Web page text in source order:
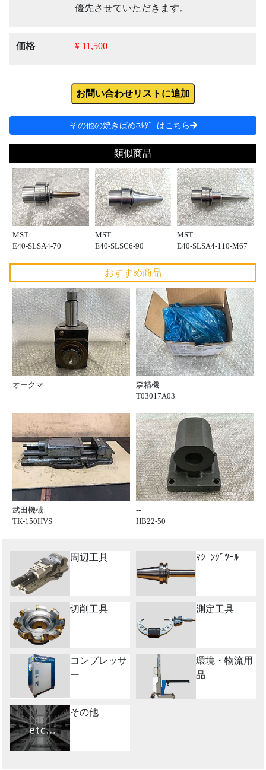
優先させていただきます。
価格 ¥ 11,500
お問い合わせリストに追加
その他の焼きばめﾎﾙﾀﾞｰはこちら
類似商品
MST
E40-SLSA4-70
MST
E40-SLSC6-90
MST
E40-SLSA4-110-M67
おすすめ商品
オークマ
森精機
T03017A03
武田機械
TK-150HVS
--
HB22-50
周辺工具 ﾏｼﾆﾝｸﾞﾂｰﾙ
切削工具 測定工具
コンプレッサ
ー
環境・物流用
品
その他